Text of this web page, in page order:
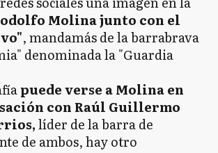
Molina junto con el
, mandamás de la barrabrava
denominada la "Guardia
puede verse a Molina en
con Raúl Guillermo
líder de la barra de
de ambos, hay otro